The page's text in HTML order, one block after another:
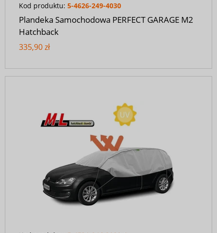
Kod produktu: 5-4626-249-4030
Plandeka Samochodowa PERFECT GARAGE M2
Hatchback
335,90 zł